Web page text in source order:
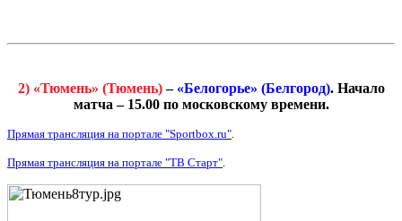
2) «Тюмень» (Тюмень)– «Белогорье» (Белгород). Начало
матча – 15.00 по московскому времени.
Прямая трансляция на портале "Sportbox.ru".
Прямая трансляция на портале "ТВ Старт".